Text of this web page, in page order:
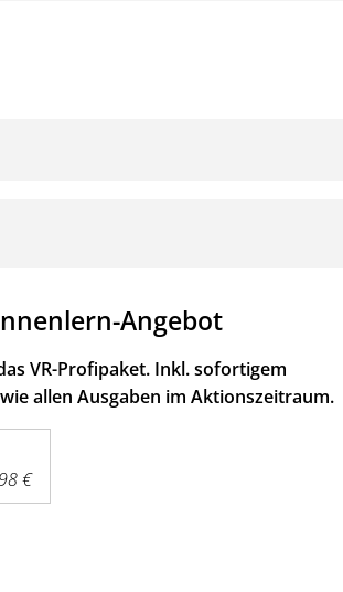
Angebot
VR-Profipaket. Inkl. sofortigem
allen Ausgaben im Aktionszeitraum.
€